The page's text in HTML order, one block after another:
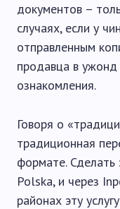
документов –
случаях, если у
отправленным
продавца в
ознакомления.
Говоря о
традиционная
формате.
Polska, и через
районах эту